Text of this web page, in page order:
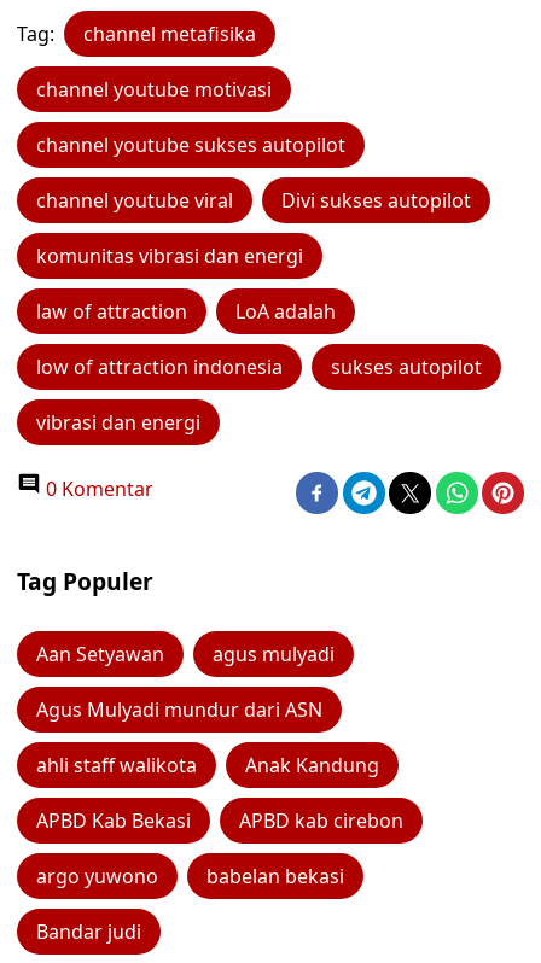
Tag: channel metafisika
channel youtube motivasi
channel youtube sukses autopilot
channel youtube viral Divi sukses autopilot
komunitas vibrasi dan energi
law of attraction LoA adalah
low of attraction indonesia sukses autopilot
vibrasi dan energi
0 Komentar
Tag Populer
Aan Setyawan agus mulyadi
Agus Mulyadi mundur dari ASN
ahli staff walikota Anak Kandung
APBD Kab Bekasi APBD kab cirebon
argo yuwono babelan bekasi
Bandar judi